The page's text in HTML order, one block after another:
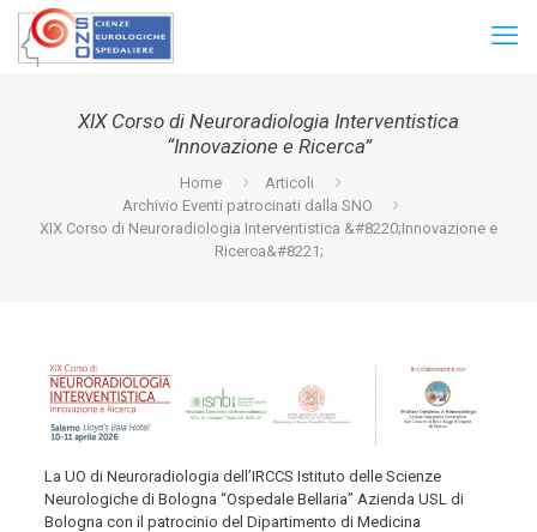
XIX Corso di Neuroradiologia Interventistica
“Innovazione e Ricerca”
Home
Articoli
Archivio Eventi patrocinati dalla SNO
XIX Corso di Neuroradiologia Interventistica &#8220;Innovazione e
Ricerca&#8221;
La UO di Neuroradiologia dell’IRCCS Istituto delle Scienze
Neurologiche di Bologna “Ospedale Bellaria” Azienda USL di
Bologna con il patrocinio del Dipartimento di Medicina